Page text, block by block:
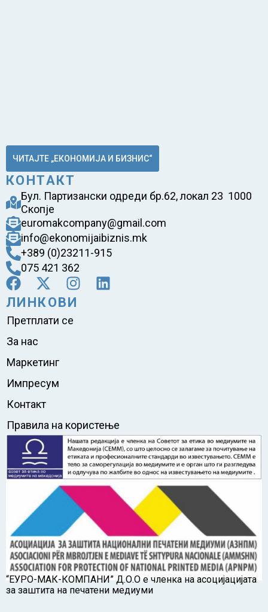
ЧИТАЈТЕ „ЕКОНОМИЈА И БИЗНИС“
КОНТАКТ
Бул. Партизански одреди бр.62, локал 23 1000
Скопје
euromakcompany@gmail.com
info@ekonomijaibiznis.mk
+389 (0)23211-915
075 421 362
ЛИНКОВИ
Претплати се
За нас
Маркетинг
Импресум
Контакт
Правила на користење
“ЕУРО-МАК-КОМПАНИ” Д.О.О е членка на асоцијацијата
за заштита на печатени медиуми